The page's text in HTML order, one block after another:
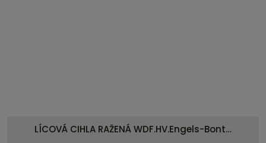
LÍCOVÁ CIHLA RAŽENÁ WDF.HV.Engels-Bont…